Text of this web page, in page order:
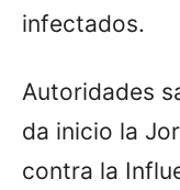
infectados.
Autoridades
da inicio la
contra la